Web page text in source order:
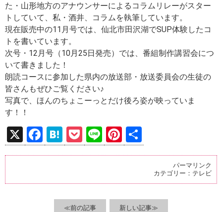
た・山形地方のアナウンサーによるコラムリレーがスター
トしていて、私・酒井、コラムを執筆しています。
現在販売中の11月号では、仙北市田沢湖でSUP体験したコ
トを書いています。
次号・12月号（10月25日発売）では、番組制作講習会につ
いて書きました！
朗読コースに参加した県内の放送部・放送委員会の生徒の
皆さんもぜひご覧ください♪
写真で、ほんのちょこーっとだけ後ろ姿が映っていま
す！！
X
F
a
b
H
at
n
a
P
o
et
Li
n
Pi
nt
es
t
有
パーマリンク
カテゴリー： テレビ
≪前の記事 新しい記事≫